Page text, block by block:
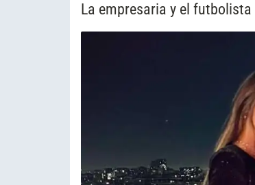
La empresaria y el